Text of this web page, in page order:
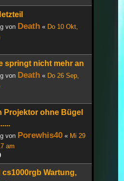
von Death « Do 10 Okt,
springt nicht mehr an
von Death « Do 26 Sep,
Projektor ohne Bügel
von Porewhis40 « Mi 29
am
cs1000rgb Wartung,